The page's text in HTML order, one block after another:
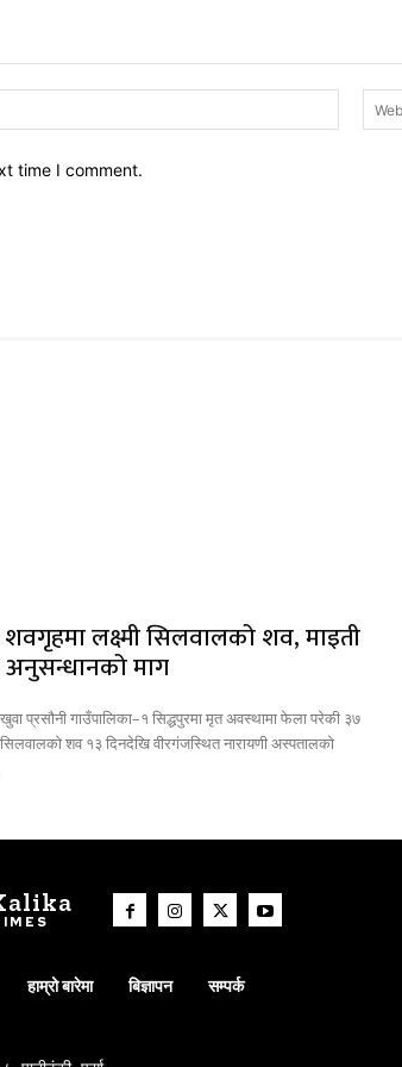
Email:
time I comment.
लक्ष्मी सिलवालको शव, माइती
अनुसन्धानको माग
प्रसौनी गाउँपालिका–१ सिद्धपुरमा मृत अवस्थामा फेला परेकी ३७
सिलवालको शव १३ दिनदेखि वीरगंजस्थित नारायणी अस्पतालको
हाम्रो बारेमा बिज्ञापन सम्पर्क